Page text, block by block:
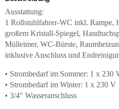
Ausstattung:
1 Rollstuhlfahrer-WC inkl. Rampe,
großem Kristall-Spiegel,
Mülleimer, WC-Bürste,
inklusive Anschluss und
• Strombedarf im Sommer: 1 x 230
• Strombedarf im Winter: 1 x 230 V
• 3/4″ Wasseranschluss